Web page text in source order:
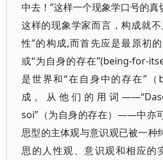
中去！”这样一个现象学口号的
这样的现象学家而言，构成就
性”的构成,而首先应是最原初的
或“为自身的存在”(being-for-
是世界和“在自身中的存在”（
成。从他们的用词
soi”（为自身的存在）——中亦
思型的主体观与意识观已被一种
思的人性观、意识观和相应的